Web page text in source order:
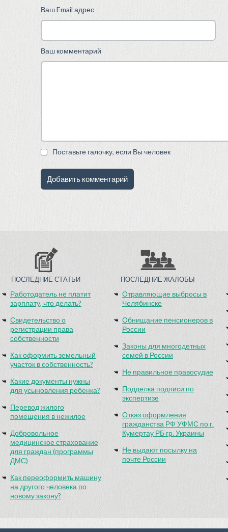
Ваш Email адрес
Ваш комментарий
Поставьте галочку, если Вы человек
ПОСЛЕДНИЕ СТАТЬИ
Работодатель не платит
зарплату, что делать?
Свидетельство о
регистрации права
собственности
Как оформить земельный
участок в собственность?
Какие документы нужны
для усыновления ребенка?
Перевод жилого
помещения в нежилое
Добровольное
медицинское страхование
для граждан (программы
ДМС)
Как переоформить машину
на другого человека по
новому закону?
ПОСЛЕДНИЕ ЖАЛОБЫ
Отравляющие выбросы в
Челябинске
Обнищание пенсионеров в
России
Законы для многодетных
семей в России
Не правильное правосудие
Подделка подписи по
экспертизе
Отказ оформления
гражданства РФ УФМС по г.
Кумертау РБ гр. Украины
Не выдают посылку на
почте России